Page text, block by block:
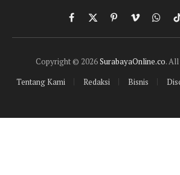
Facebook
X
(Twitter)
PinterestVimeo
Copyright © 2026SurabayaOnline.co.
Tentang Kami
Redaksi Bisnis